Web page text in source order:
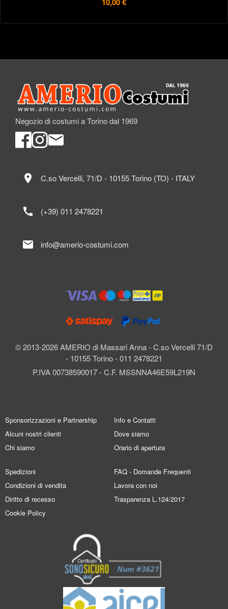
Negozio di costumi a Torino dal 1969
© 2013-2026 AMERIO di Massari Anna - C.so Vercelli 71/D
- 10155 Torino - 011 2478221
P.IVA 00738590017 - C.F. MSSNNA46E59L219N
location_on C.so Vercelli, 71/D - 10155 Torino (TO) - ITALY
call (+39) 011 2478221
mail info@amerio-costumi.com
Sponsorizzazioni e Partnership
Alcuni nostri clienti
Chi siamo
Info e Contatti
Dove siamo
Orario di apertura
Spedizioni
Condizioni di vendita
Diritto di recesso
Cookie Policy
FAQ - Domande Frequenti
Lavora con noi
Trasparenza L.124/2017